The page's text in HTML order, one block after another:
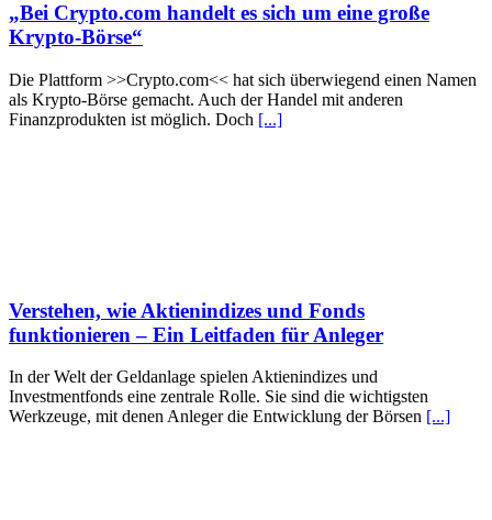
„Bei Crypto.com handelt es sich um eine große
Krypto-Börse“
Die Plattform >>Crypto.com<< hat sich überwiegend einen Namen
als Krypto-Börse gemacht. Auch der Handel mit anderen
Finanzprodukten ist möglich. Doch [...]
Verstehen, wie Aktienindizes und Fonds
funktionieren – Ein Leitfaden für Anleger
In der Welt der Geldanlage spielen Aktienindizes und
Investmentfonds eine zentrale Rolle. Sie sind die wichtigsten
Werkzeuge, mit denen Anleger die Entwicklung der Börsen [...]